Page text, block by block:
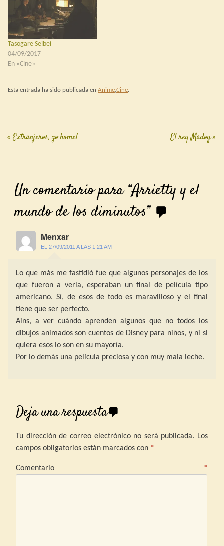
Tasogare Seibei
04/09/2017
En «Cine»
Esta entrada ha sido publicada en Anime,Cine.
Post navigation
«Extranjeros, go home! El rey Madog»
Un comentario para “Arrietty y el
mundo de los diminutos”
Menxar
EL 27/09/2011 A LAS 1:21 AM
Lo que más me fastidió fue que algunos personajes de los
que fueron a verla, esperaban un final de película tipo
americano. Sí, de esos de todo es maravilloso y el final
tiene que ser perfecto.
Ains, a ver cuándo aprenden algunos que no todos los
dibujos animados son cuentos de Disney para niños, y ni si
quiera esos lo son en su mayoría.
Por lo demás una película preciosa y con muy mala leche.
Deja una respuesta
Tu dirección de correo electrónico no será publicada. Los
campos obligatorios están marcados con *
Comentario *